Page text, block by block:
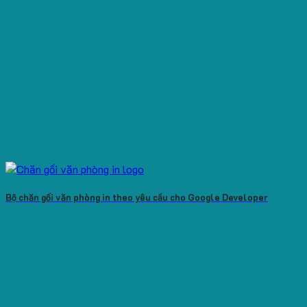
Bộ chăn gối văn phòng in theo yêu cầu cho Google Developer